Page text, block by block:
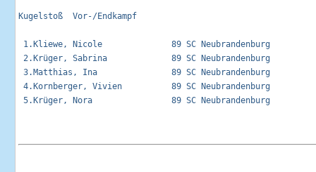
Kugelstoß  Vor-/Endkampf
1.Kliewe, Nicole              89 SC Neubrandenburg
2.Krüger, Sabrina             89 SC Neubrandenburg
3.Matthias, Ina               89 SC Neubrandenburg
4.Kornberger, Vivien          89 SC Neubrandenburg
5.Krüger, Nora                89 SC Neubrandenburg